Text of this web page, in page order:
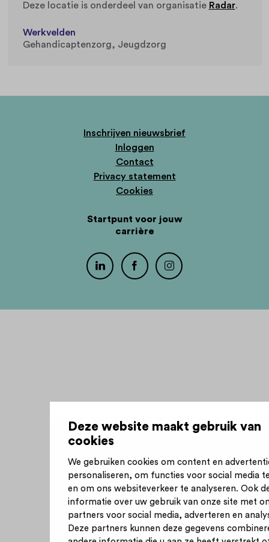
Deze website maakt gebruik van
cookies
We gebruiken cookies om content en
personaliseren, om functies voor social media
en om ons websiteverkeer te analyseren. Ook
informatie over uw gebruik van onze site met
partners voor social media, adverteren en
Deze partners kunnen deze gegevens
Deze locatie is onderdeel van organisatie Radar.
Werkvelden
Gehandicaptenzorg
Jeugdzorg
Inschrijven nieuwsbrief
Inloggen
Contact
Privacy statement
Cookies
Startpunt voor jouw
carrière